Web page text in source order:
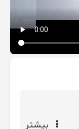
بیشتر